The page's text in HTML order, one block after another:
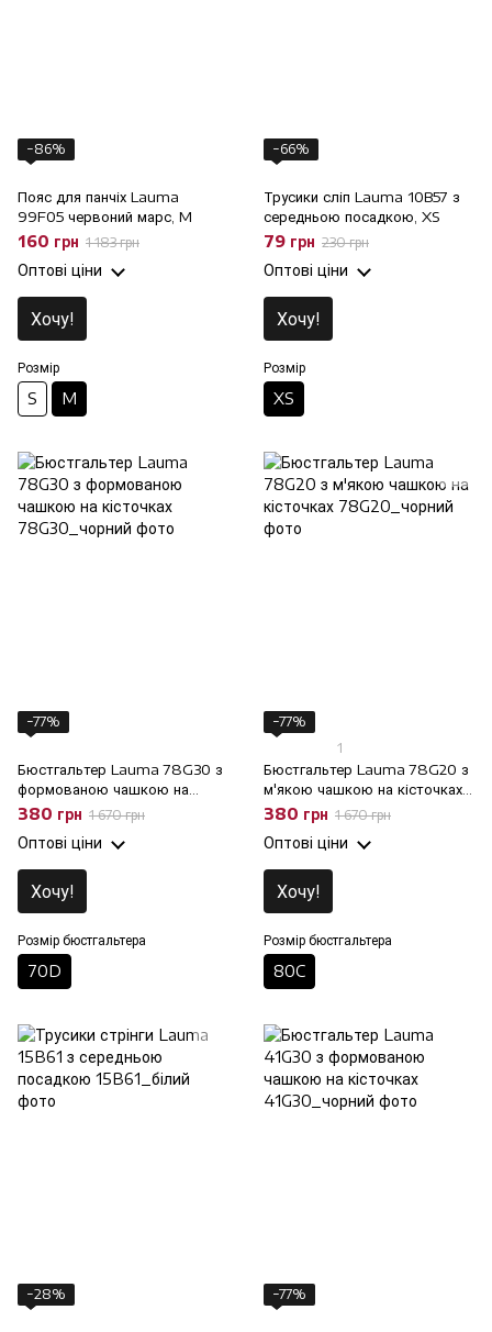
−86%
Пояс для панчіх Lauma
99F05 червоний марс, M
160 грн 1 183 грн
Оптові ціни
Хочу!
Розмір
S M
−66%
Трусики сліп Lauma 10B57 з
середньою посадкою, XS
79 грн 230 грн
Оптові ціни
Хочу!
Розмір
XS
−77%
Бюстгальтер Lauma 78G30 з
формованою чашкою на
кісточках, 70D
380 грн 1 670 грн
Оптові ціни
Хочу!
Розмір бюстгальтера
70D
−77%
1
Бюстгальтер Lauma 78G20 з
м'якою чашкою на кісточках,
80C
380 грн 1 670 грн
Оптові ціни
Хочу!
Розмір бюстгальтера
80C
−28% −77%